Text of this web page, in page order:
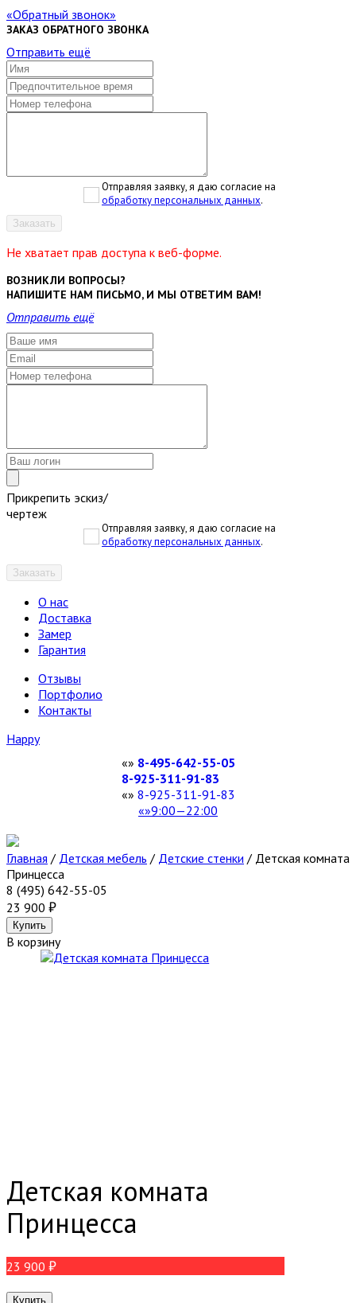
Обратный звонок
ЗАКАЗ ОБРАТНОГО ЗВОНКА
Отправить ещё
Отправляя заявку, я даю согласие на
обработку персональных данных.
Заказать
Не хватает прав доступа к веб-форме.
ВОЗНИКЛИ ВОПРОСЫ?
НАПИШИТЕ НАМ ПИСЬМО, И МЫ ОТВЕТИМ ВАМ!
Отправить ещё
Прикрепить эскиз/
чертеж
Отправляя заявку, я даю согласие на
обработку персональных данных.
Заказать
О нас
Доставка
Замер
Гарантия
Отзывы
Портфолио
Контакты
Happy
8-495-642-55-05
8-925-311-91-83
8-925-311-91-83
9:00—22:00
Главная / Детская мебель / Детские стенки / Детская комната
Принцесса
8 (495) 642-55-05
23 900
В корзину
Детская комната
Принцесса
23 900